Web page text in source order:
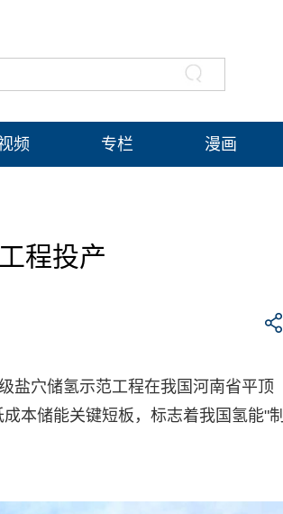
频 专栏 漫画
程投产
盐穴储氢示范工程在我国河南省平顶
本储能关键短板，标志着我国氢能"制